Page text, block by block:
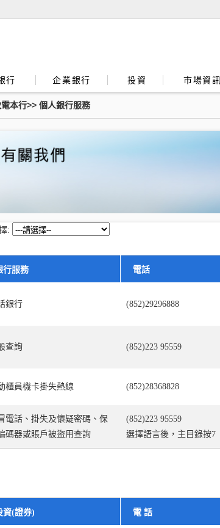
行 企業銀行 投資 市場資訊
本行>> 個人銀行服務
:
行服務 電話
銀行 (852)29296888
查詢 (852)223 95559
櫃員機卡掛失熱線 (852)28368828
電話、掛失及懷疑密碼、保
碼器或賬戶被盜用查詢
(852)223 95559
選擇語言後，主目錄按7
資(證券) 電 話